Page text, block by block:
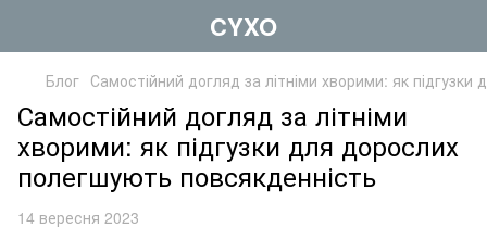
CYXO
Блог Самостійний догляд за літніми хворими: як
Самостійний догляд за літніми
хворими: як підгузки для дорослих
полегшують повсякденність
14 вересня 2023